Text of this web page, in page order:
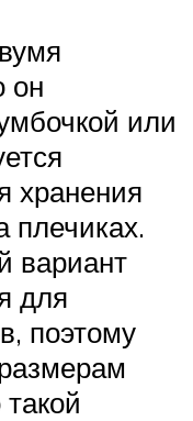
он
или
хранения
плечиках.
вариант
для
поэтому